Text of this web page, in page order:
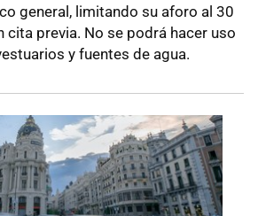
general, limitando su aforo al 30
cita previa. No se podrá hacer uso
y fuentes de agua.